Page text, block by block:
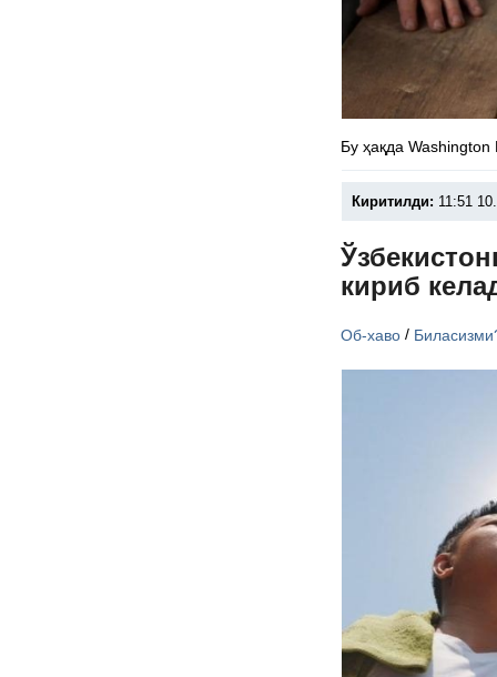
Бу ҳақда
Киритилди: 11:51
кириб
Об-хаво /